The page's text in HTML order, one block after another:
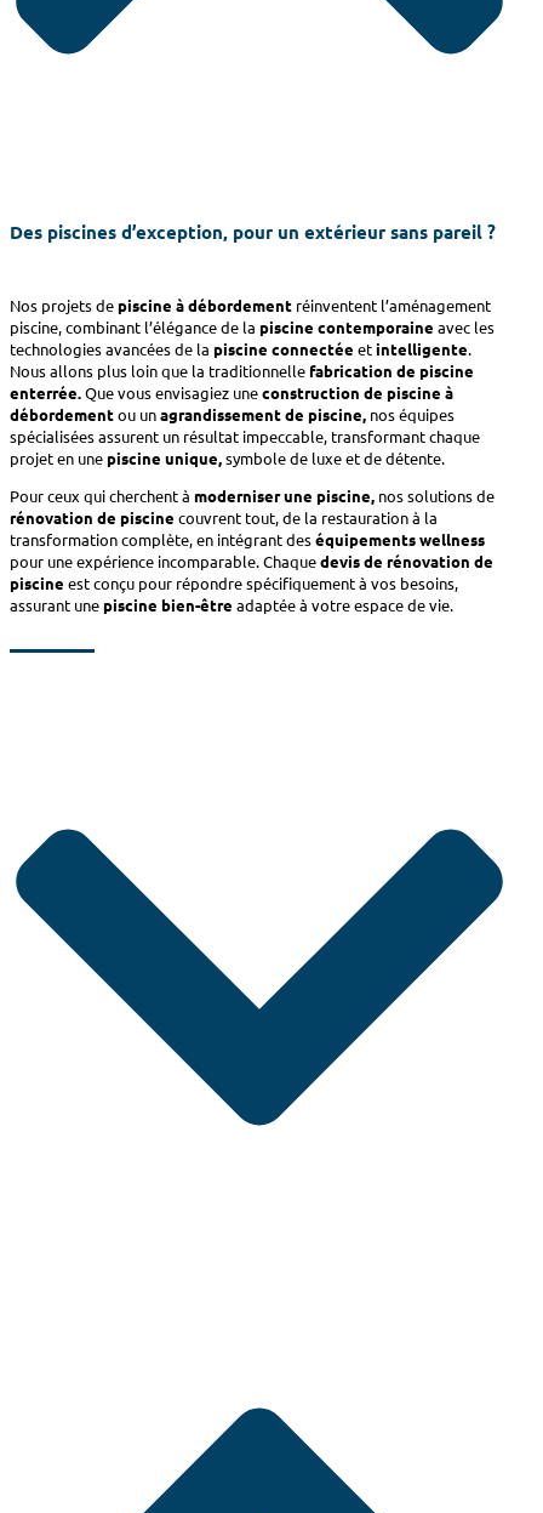
Des piscines d’exception, pour un extérieur sans pareil ?
Nos projets depiscine à débordement réinventent l’aménagement
piscine, combinant l’élégance de la piscine contemporaine avec les
technologies avancées de la piscine connectée etintelligente.
Nous allons plus loin que la traditionnellefabrication de piscine
enterrée.Que vous envisagiez uneconstruction de piscine à
débordementou unagrandissement de piscine, nos équipes
spécialisées assurent un résultat impeccable, transformant chaque
projet en unepiscine unique,symbole de luxe et de détente.
Pour ceux qui cherchent à moderniser une piscine, nos solutions de
rénovation de piscine couvrent tout, de la restauration à la
transformation complète, en intégrant deséquipements wellness
pour une expérience incomparable. Chaquedevis de rénovation de
piscine est conçu pour répondre spécifiquement à vos besoins,
assurant unepiscine bien-être adaptée à votre espace de vie.